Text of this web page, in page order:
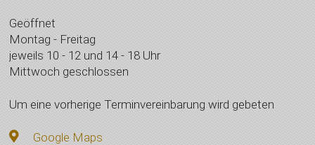
Geöffnet
Montag - Freitag
jeweils 10 - 12 und 14 - 18 Uhr
Mittwoch geschlossen
Um eine vorherige Terminvereinbarung wird gebeten
Google Maps